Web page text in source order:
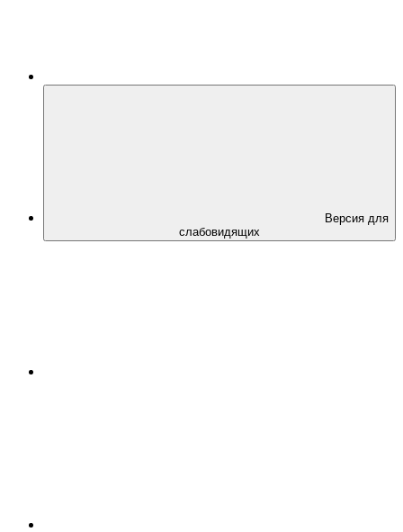
Версия для
слабовидящих